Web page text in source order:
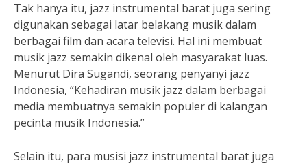
Tak hanya itu, jazz instrumental barat juga sering
digunakan sebagai latar belakang musik dalam
berbagai film dan acara televisi. Hal ini membuat
musik jazz semakin dikenal oleh masyarakat luas.
Menurut Dira Sugandi, seorang penyanyi jazz
Indonesia, “Kehadiran musik jazz dalam berbagai
media membuatnya semakin populer di kalangan
pecinta musik Indonesia.”
Selain itu, para musisi jazz instrumental barat juga